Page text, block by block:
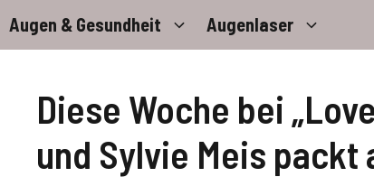
Inhalt
springen
Augen & Gesundheit Augenlaser
Diese Woche bei
und Sylvie Meis packt